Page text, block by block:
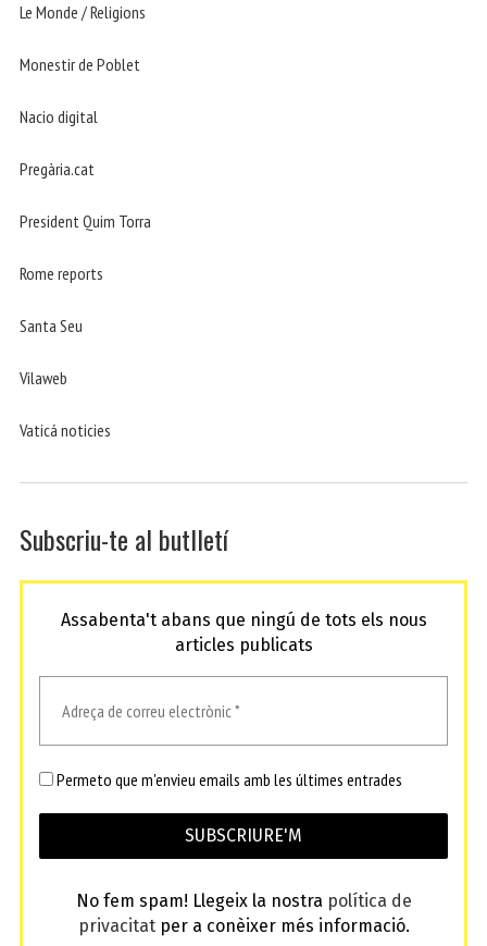
Le Monde / Religions
Monestir de Poblet
Nacio digital
Pregària.cat
President Quim Torra
Rome reports
Santa Seu
Vilaweb
Vaticá noticies
Subscriu-te al butlletí
Assabenta't abans que ningú de tots els nous
articles publicats
Permeto que m'envieu emails amb les últimes entrades
No fem spam! Llegeix la nostra política de
privacitatper a conèixer més informació.